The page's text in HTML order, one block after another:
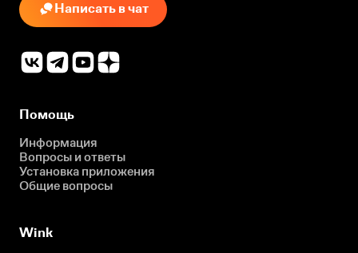
Написать в чат
Помощь
Информация
Вопросы и ответы
Установка приложения
Общие вопросы
Wink